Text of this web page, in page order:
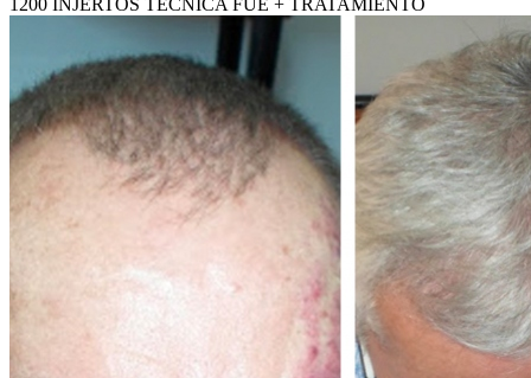
1200 INJERTOS TÉCNICA FUE + TRATAMIENTO